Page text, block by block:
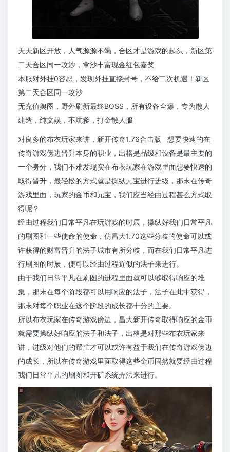
天天新区开放，人气源源不竭，合区才是游戏的起头，新区第
二天合区同一攻沙，拿沙丰富现金红包嘉奖
本服对外挂0容忍，发现外挂直接封号，不给二次机遇！新区
第二天合区同一攻沙
无充值舆图，野外刷新最终BOSS，所有设备全爆，专为散人
建造，纯文娱，不坑爹，打金散人服
对良多的布衣玩家来讲，新开传奇1.76合击版 想要快速的在
传奇游戏傍边晋升本身的职业，出格是品级和设备是最主要的
一个身分，我们不难发现实在布衣玩家在游戏里面想要快速的
取得晋升，最轻松的方式就是操纵元宝进行进级，那末在传奇
游戏里面，玩家的金币和元宝，我们应当经由过程甚么方式取
得呢？
经由过程我们日常平凡在玩游戏的时辰，操纵好我们日常平凡
的刷图和一些使命的使命，仿昌大1.70这些分歧的使命可以或
许获得的财富晋升的法子城市有所分歧，而在我们日常平凡进
行刷图的时辰，便可以经由过程近似的法子来进行。
由于我们日常平凡在刷图的进程里面就可以够取得响应的堆
集，那末在每个阶段都可以用响应的法子，法子在此中获得，
那末对每个职业在这个阶段的成长都十分的主要。
所以布衣玩家在传奇游戏傍边，昌大新开传奇取得响应的金币
就需要操纵好响应的法子和法子，出格是对那些布衣玩家来
讲，进级对他们的帮忙才可以或许有益于我们在传奇游戏傍边
的成长，所以在传奇游戏里面取得这些金币固然就要经由过程
我们日常平凡的刷图和开矿系统弄法来进行。